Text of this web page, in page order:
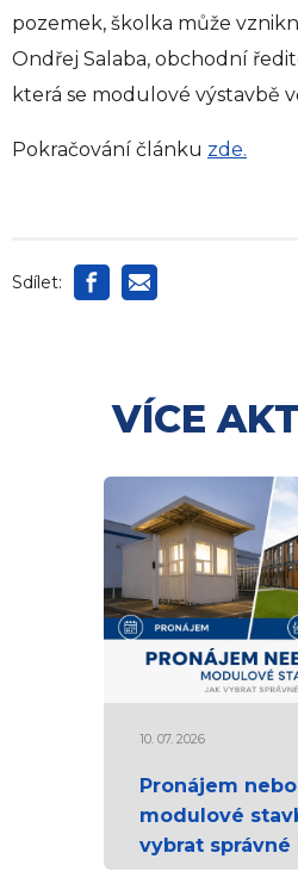
pozemek, školka může
Ondřej Salaba, obchodní
která se modulové výstavbě
Pokračování článku zde.
Sdílet:
VÍCE
10. 07. 2026
Pronájem
modulové
vybrat správné